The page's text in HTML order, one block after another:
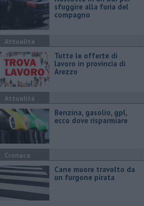
sfuggire alla furia del
compagno
Attualità
​Tutte le offerte di
lavoro in provincia di
Arezzo
Attualità
​Benzina, gasolio, gpl,
ecco dove risparmiare
Cronaca
Cane muore travolto da
un furgone pirata